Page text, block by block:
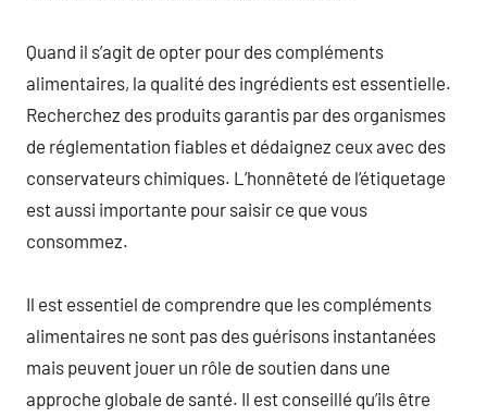
Quand il s’agit de opter pour des compléments
alimentaires, la qualité des ingrédients est essentielle.
Recherchez des produits garantis par des organismes
de réglementation fiables et dédaignez ceux avec des
conservateurs chimiques. L’honnêteté de l’étiquetage
est aussi importante pour saisir ce que vous
consommez.
Il est essentiel de comprendre que les compléments
alimentaires ne sont pas des guérisons instantanées
mais peuvent jouer un rôle de soutien dans une
approche globale de santé. Il est conseillé qu’ils être